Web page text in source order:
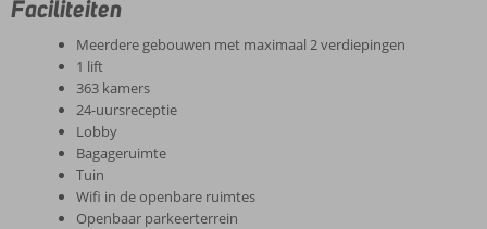
Faciliteiten
Meerdere gebouwen met maximaal 2 verdiepingen
1 lift
363 kamers
24-uursreceptie
Lobby
Bagageruimte
Tuin
Wifi in de openbare ruimtes
Openbaar parkeerterrein